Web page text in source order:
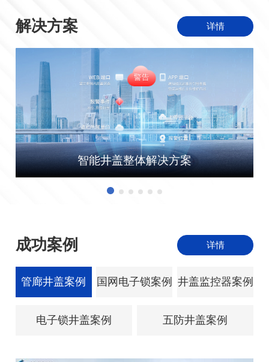
解决方案 详情
智能井盖整体解决方案
成功案例 详情
管廊井盖案例 国网电子锁案例 井盖监控器案例
电子锁井盖案例 五防井盖案例